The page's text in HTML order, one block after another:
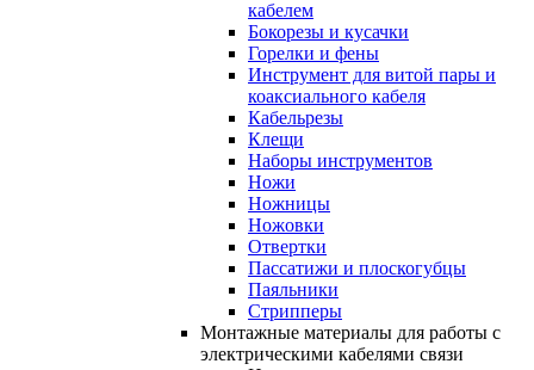
кабелем
Бокорезы и кусачки
Горелки и фены
Инструмент для витой пары и
коаксиального кабеля
Кабельрезы
Клещи
Наборы инструментов
Ножи
Ножницы
Ножовки
Отвертки
Пассатижи и плоскогубцы
Паяльники
Стрипперы
Монтажные материалы для работы с
электрическими кабелями связи